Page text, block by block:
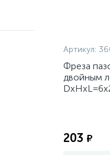
Артикул:
Фреза
двойным
203 ₽